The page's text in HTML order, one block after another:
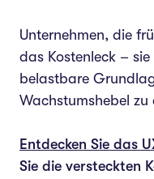
Unternehmen, die
das Kostenleck –
belastbare
Wachstumshebel zu
Entdecken Sie das
Sie die versteckten